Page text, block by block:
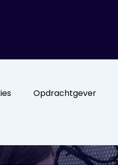
Opdrachtgever